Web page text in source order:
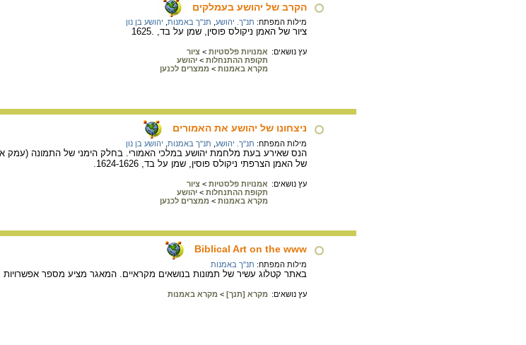
הקרב של יהושע בעמלקים
מילות המפתח: תנ"ך. יהושע תנ"ך באמנות יהושע בן נון
ציור של האמן ניקולס פוסין, שמן על בד, .1625
עץ נושאים: אמנויות פלסטיות > ציור
תקופת ההתנחלות > יהושע
מקרא באמנות > ממצרים לכנען
ניצחונו של יהושע את האמורים
מילות המפתח: תנ"ך. יהושע תנ"ך באמנות יהושע בן נון
הנס שאירע בעת מלחמת יהושע במלכי האמורי. בחלק הימני של התמונה (עמק
של האמן הצרפתי ניקולס פוסין, שמן על בד, 1624-1626.
עץ נושאים: אמנויות פלסטיות > ציור
תקופת ההתנחלות > יהושע
מקרא באמנות > ממצרים לכנען
Biblical Art on the www
מילות המפתח: תנ"ך באמנות
באתר קטלוג עשיר של תמונות בנושאים מקראיים. המאגר מציע מספר
עץ נושאים: מקרא [תנך] > מקרא באמנות